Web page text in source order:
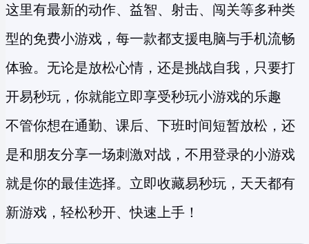
这里有最新的动作、益智、射击、闯关等多种类
型的免费小游戏 ，每一款都支援电脑与手机流畅
体验。无论是放松心情，还是挑战自我，只要打
开易秒玩，你就能立即享受秒玩小游戏的乐趣
不管你想在通勤、课后、下班时间短暂放松，还
是和朋友分享一场刺激对战，不用登录的小游戏
就是你的最佳选择。立即收藏易秒玩，天天都有
新游戏，轻松秒开、快速上手！